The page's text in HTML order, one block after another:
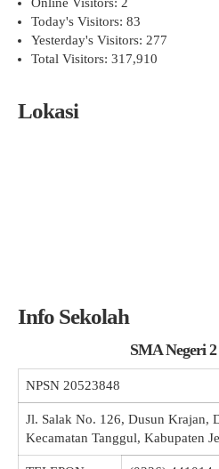
Today's Visitors: 83
Yesterday's Visitors: 277
Total Visitors: 317,910
Lokasi
Info Sekolah
SMA Negeri
NPSN 20523848
Jl. Salak No. 126, Dusun Krajan,
Kecamatan Tanggul, Kabupaten